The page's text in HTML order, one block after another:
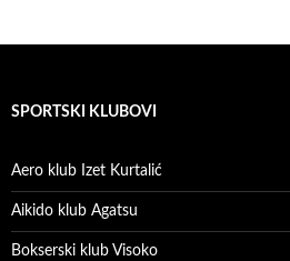
SPORTSKI KLUBOVI
Aero klub Izet Kurtalić
Aikido klub Agatsu
Bokserski klub Visoko